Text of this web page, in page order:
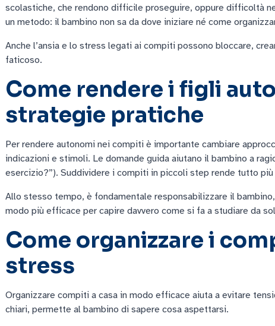
scolastiche, che rendono difficile proseguire, oppure difficoltà
un metodo: il bambino non sa da dove iniziare né come
Anche l’ansia e lo stress legati ai compiti possono bloccare,
faticoso.
Come rendere i figli
strategie pratiche
Per rendere autonomi nei compiti è importante cambiare
indicazioni e stimoli. Le domande guida aiutano il bambino a
esercizio?”). Suddividere i compiti in piccoli step rende tutto
Allo stesso tempo, è fondamentale responsabilizzare il
modo più efficace per capire davvero come si fa a studiare da
Come organizzare i
stress
Organizzare compiti a casa in modo efficace aiuta a evitare
chiari, permette al bambino di sapere cosa aspettarsi.